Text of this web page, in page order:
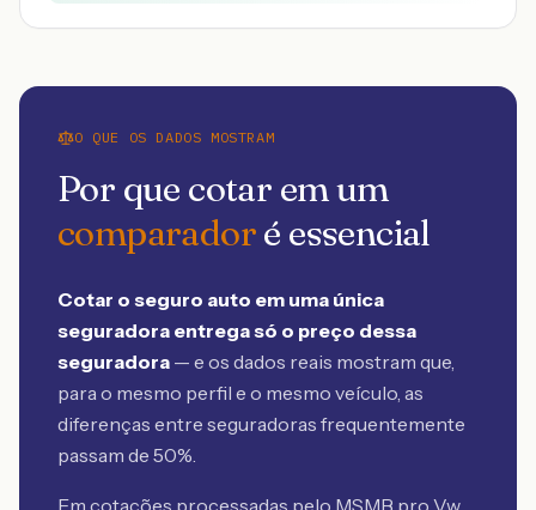
O QUE OS DADOS MOSTRAM
Por que cotar em um
comparadoré essencial
Cotar o seguro auto em uma única
seguradora entrega só o preço dessa
seguradora — e os dados reais mostram que,
para o mesmo perfil e o mesmo veículo, as
diferenças entre seguradoras frequentemente
passam de 50%.
Em cotações processadas pelo MSMB pro Vw